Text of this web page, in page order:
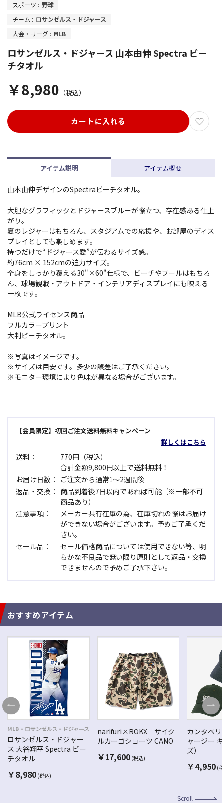
スポーツ : 野球
チーム : ロサンゼルス・ドジャース
大会・リーグ : MLB
ロサンゼルス・ドジャース 山本由伸 Spectra ビー
チタオル
￥8,980 （税込）
カートに入れる
アイテム説明 アイテム概要
山本由伸デザインのSpectraビーチタオル。
大胆なグラフィックとドジャースブルーが際立つ、存在感ある仕上
がり。
夏のレジャーはもちろん、スタジアムでの応援や、お部屋のディス
プレイとしても楽しめます。
持つだけで“ドジャース愛”が伝わるサイズ感。
約76cm × 152cmの迫力サイズ。
全身をしっかり覆える30"×60"仕様で、ビーチやプールはもちろ
ん、球場観戦・アウトドア・インテリアディスプレイにも映える
一枚です。
MLB公式ライセンス商品
フルカラープリント
大判ビーチタオル。
※写真はイメージです。
※サイズは目安です。多少の誤差はご了承ください。
※モニター環境により色味が異なる場合がございます。
【会員限定】初回ご注文送料無料キャンペーン
詳しくはこちら
送料：
770円（税込）
合計金額9,800円以上で送料無料！
お届け日数：
ご注文から通常1～2週間後
返品・交換：
商品到着後7日以内であれば可能（※一部不可
商品あり）
注意事項：
メーカー共有在庫の為、在庫切れの際はお届け
ができない場合がございます。予めご了承くだ
さい。
セール品：
セール価格商品については使用できない等、明
らかな不良品で無い限り原則として返品・交換
できませんので予めご了承下さい。
おすすめアイテム
MLB・ロサンゼルス・ドジャース
ロサンゼルス・ドジャー
ス 大谷翔平 Spectra ビー
チタオル
￥8,980 (税込)
narifuri×ROKX サイク
ルカーゴショーツ CAMO
￥17,600 (税込)
カンタベ
ャージー
ズ）
￥4,950 (
Scroll